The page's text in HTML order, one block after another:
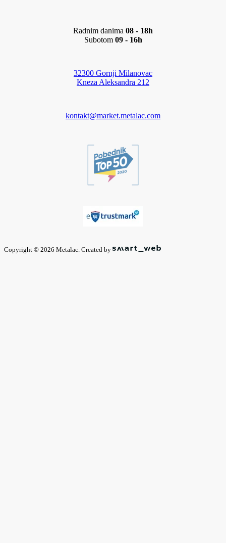
Radnim danima 08 - 18h
Subotom 09 - 16h
32300 Gornji Milanovac
Kneza Aleksandra 212
kontakt@market.metalac.com
Copyright © 2026 Metalac. Created by